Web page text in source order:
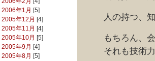
2006年1月 [5]
2005年12月 [4]
2005年11月 [4]
2005年10月 [5]
2005年9月 [4]
2005年8月 [5]
人の持つ、知
もちろん、会
それも技術力